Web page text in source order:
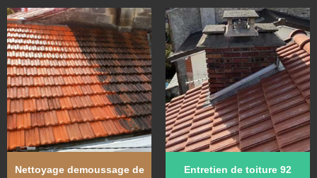
Nettoyage demoussage de
Entretien de toiture 92